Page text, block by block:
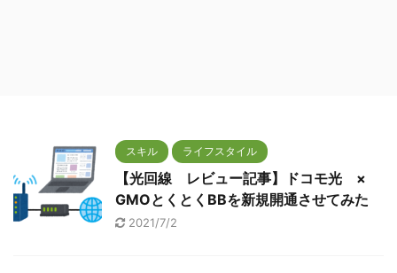
スキル ライフスタイル
【光回線 レビュー記事】ドコモ光 ×
GMOとくとくBBを新規開通させてみた
2021/7/2